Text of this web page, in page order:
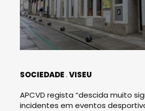
SOCIEDADE VISEU
APCVD regista “descida muito
incidentes em eventos